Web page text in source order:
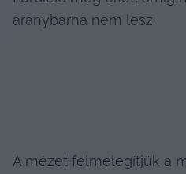
aranybarna nem lesz.
A mézet felmelegítjük a